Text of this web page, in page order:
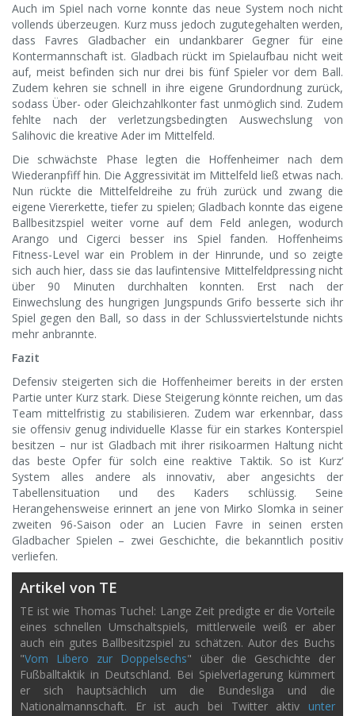
Auch im Spiel nach vorne konnte das neue System noch nicht
vollends überzeugen. Kurz muss jedoch zugutegehalten werden,
dass Favres Gladbacher ein undankbarer Gegner für eine
Kontermannschaft ist. Gladbach rückt im Spielaufbau nicht weit
auf, meist befinden sich nur drei bis fünf Spieler vor dem Ball.
Zudem kehren sie schnell in ihre eigene Grundordnung zurück,
sodass Über- oder Gleichzahlkonter fast unmöglich sind. Zudem
fehlte nach der verletzungsbedingten Auswechslung von
Salihovic die kreative Ader im Mittelfeld.
Die schwächste Phase legten die Hoffenheimer nach dem
Wiederanpfiff hin. Die Aggressivität im Mittelfeld ließ etwas nach.
Nun rückte die Mittelfeldreihe zu früh zurück und zwang die
eigene Viererkette, tiefer zu spielen; Gladbach konnte das eigene
Ballbesitzspiel weiter vorne auf dem Feld anlegen, wodurch
Arango und Cigerci besser ins Spiel fanden. Hoffenheims
Fitness-Level war ein Problem in der Hinrunde, und so zeigte
sich auch hier, dass sie das laufintensive Mittelfeldpressing nicht
über 90 Minuten durchhalten konnten. Erst nach der
Einwechslung des hungrigen Jungspunds Grifo besserte sich ihr
Spiel gegen den Ball, so dass in der Schlussviertelstunde nichts
mehr anbrannte.
Fazit
Defensiv steigerten sich die Hoffenheimer bereits in der ersten
Partie unter Kurz stark. Diese Steigerung könnte reichen, um das
Team mittelfristig zu stabilisieren. Zudem war erkennbar, dass
sie offensiv genug individuelle Klasse für ein starkes Konterspiel
besitzen – nur ist Gladbach mit ihrer risikoarmen Haltung nicht
das beste Opfer für solch eine reaktive Taktik. So ist Kurz‘
System alles andere als innovativ, aber angesichts der
Tabellensituation und des Kaders schlüssig. Seine
Herangehensweise erinnert an jene von Mirko Slomka in seiner
zweiten 96-Saison oder an Lucien Favre in seinen ersten
Gladbacher Spielen – zwei Geschichte, die bekanntlich positiv
verliefen.
Artikel von TE
TE ist wie Thomas Tuchel: Lange Zeit predigte er die Vorteile
eines schnellen Umschaltspiels, mittlerweile weiß er aber
auch ein gutes Ballbesitzspiel zu schätzen. Autor des Buchs
"Vom Libero zur Doppelsechs" über die Geschichte der
Fußballtaktik in Deutschland. Bei Spielverlagerung kümmert
er sich hauptsächlich um die Bundesliga und die
Nationalmannschaft. Er ist auch bei Twitter aktiv unter